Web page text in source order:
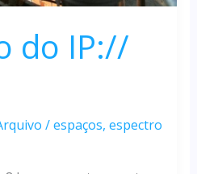
do IP://
/espaços, espectro